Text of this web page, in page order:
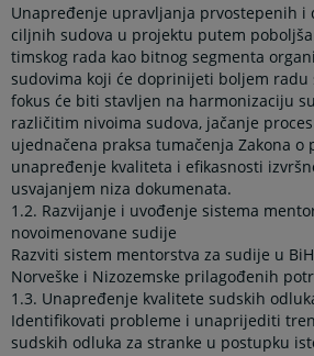
Unapređenje upravljanja prvostepenih i
ciljnih sudova u projektu putem
timskog rada kao bitnog segmenta
sudovima koji će doprinijeti boljem radu
fokus će biti stavljen na harmonizaciju
različitim nivoima sudova, jačanje
ujednačena praksa tumačenja Zakona o
unapređenje kvaliteta i efikasnosti
usvajanjem niza dokumenata.
1.2. Razvijanje i uvođenje sistema
novoimenovane sudije
Razviti sistem mentorstva za sudije u
Norveške i Nizozemske prilagođenih
1.3. Unapređenje kvalitete sudskih
Identifikovati probleme i unaprijediti
sudskih odluka za stranke u postupku